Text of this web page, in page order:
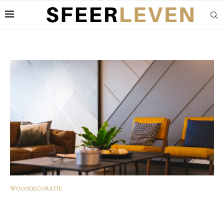
WOONDECORATIE